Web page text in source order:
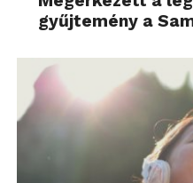
gyűjtemény a